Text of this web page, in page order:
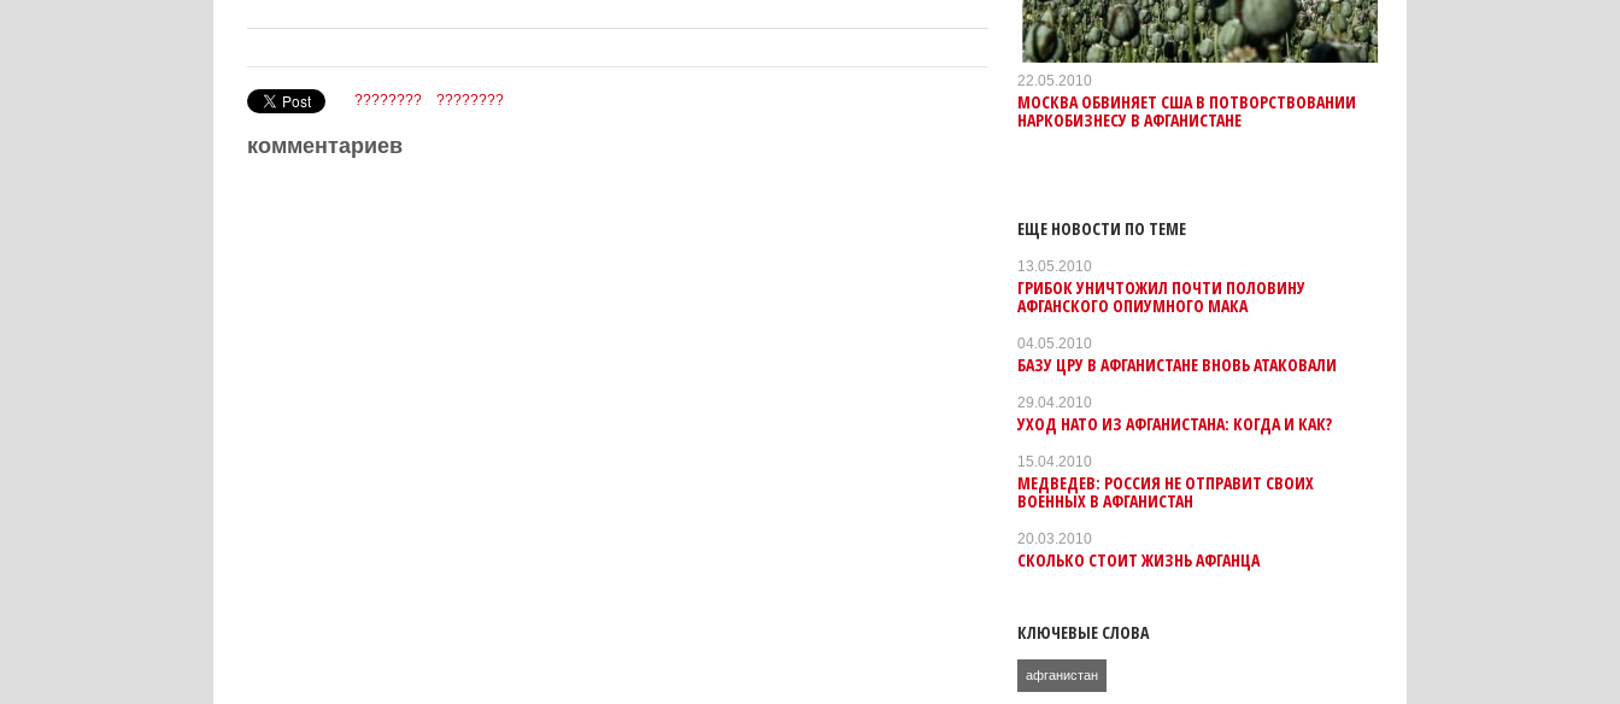
???????? ????????
комментариев
22.05.2010
МОСКВА ОБВИНЯЕТ США В ПОТВОРСТВОВАНИИ
НАРКОБИЗНЕСУ В АФГАНИСТАНЕ
ЕЩЕ НОВОСТИ ПО ТЕМЕ
13.05.2010
ГРИБОК УНИЧТОЖИЛ ПОЧТИ ПОЛОВИНУ
АФГАНСКОГО ОПИУМНОГО МАКА
04.05.2010
БАЗУ ЦРУ В АФГАНИСТАНЕ ВНОВЬ АТАКОВАЛИ
29.04.2010
УХОД НАТО ИЗ АФГАНИСТАНА: КОГДА И КАК?
15.04.2010
МЕДВЕДЕВ: РОССИЯ НЕ ОТПРАВИТ СВОИХ
ВОЕННЫХ В АФГАНИСТАН
20.03.2010
СКОЛЬКО СТОИТ ЖИЗНЬ АФГАНЦА
КЛЮЧЕВЫЕ СЛОВА
афганистан